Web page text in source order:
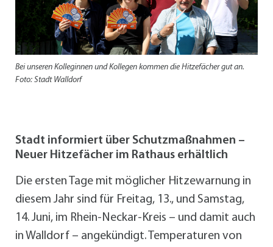
Bei unseren Kolleginnen und Kollegen kommen die Hitzefächer gut an.
Foto: Stadt Walldorf
Stadt informiert über Schutzmaßnahmen –
Neuer Hitzefächer im Rathaus erhältlich
Die ersten Tage mit möglicher Hitzewarnung in
diesem Jahr sind für Freitag, 13., und Samstag,
14. Juni, im Rhein-Neckar-Kreis – und damit auch
in Walldorf – angekündigt. Temperaturen von